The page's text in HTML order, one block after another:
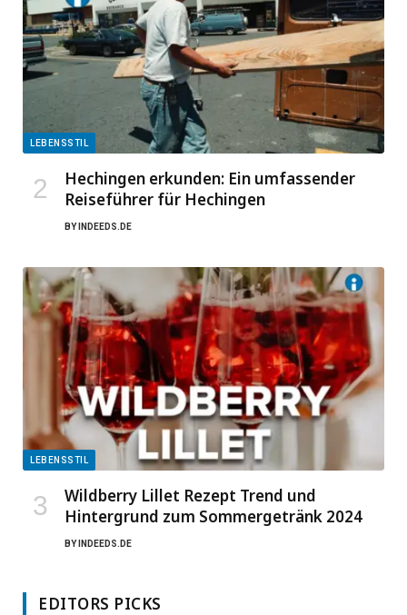
LEBENSSTIL
Hechingen erkunden: Ein umfassender
Reiseführer für Hechingen
BY INDEEDS.DE
LEBENSSTIL
Wildberry Lillet Rezept Trend und
Hintergrund zum Sommergetränk 2024
BY INDEEDS.DE
EDITORS PICKS